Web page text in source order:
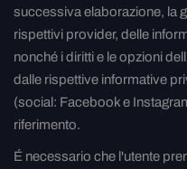
successiva elaborazione, la
rispettivi provider, delle
nonché i diritti e le opzioni
dalle rispettive informative
(social: Facebook e
riferimento.
É necessario che l'utente